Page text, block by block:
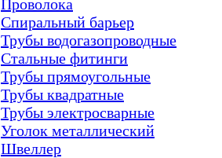
Проволока
Спиральный барьер
Трубы водогазопроводные
Стальные фитинги
Трубы прямоугольные
Трубы квадратные
Трубы электросварные
Уголок металлический
Швеллер